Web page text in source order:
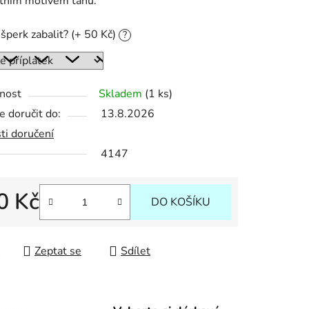
zabalit? (+ 50 Kč) ?
Skladem (1 ks)
doručit do:
13.8.2026
doručení
4147
Kč DO KOŠÍKU
Zeptat se Sdílet